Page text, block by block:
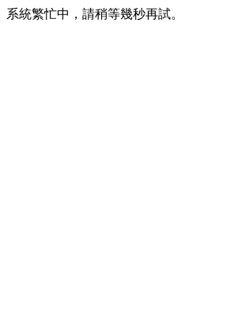
系統繁忙中，請稍等幾秒再試。